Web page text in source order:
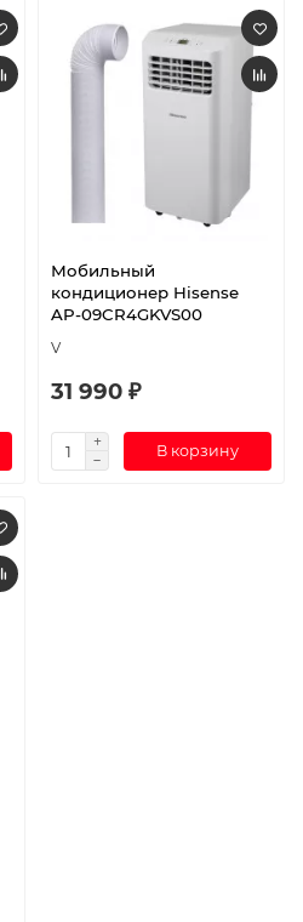
Мобильный
кондиционер Hisense
AP-09CR4GKVS00
V
31 990 ₽
В корзину